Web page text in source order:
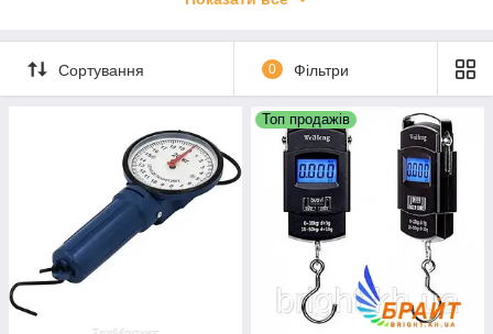
кухні. Під час походу на ринок ви можете бути впевнені, що
вас не обважать. Якщо купити електронний кантер, можна не
тільки переконатися в чесності продавців, але і заощадити
гроші, перевіривши на місці точність зважування. Також якщо
ви збираєтеся скористатися авіа повідомленням то вам
просто необхідний так як всі компанії обумовлюють вагу який
ви можете взяти з собою без доплат. З допомогою
електронного кантера ви зможете збалансувати вагу вашого
багажу і уникнути зайвих витрат на перевезення.
Сортування 0 Фільтри
Топ продажів